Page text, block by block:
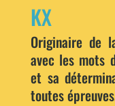
KX
Originaire de
avec les mots
et sa
toutes